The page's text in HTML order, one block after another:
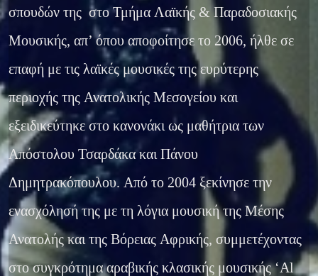
σπουδών της στο Τμήμα Λαϊκής & Παραδοσιακής
Μουσικής, απ’ όπου αποφοίτησε το 2006, ήλθε σε
επαφή με τις λαϊκές μουσικές της ευρύτερης
περιοχής της Ανατολικής Μεσογείου και
εξειδικεύτηκε στο κανονάκι ως μαθήτρια των
Απόστολου Τσαρδάκα και Πάνου
Δημητρακόπουλου. Από το 2004 ξεκίνησε την
ενασχόλησή της με τη λόγια μουσική της Μέσης
Ανατολής και της Βόρειας Αφρικής, συμμετέχοντας
στο συγκρότημα αραβικής κλασικής μουσικής ‘Al